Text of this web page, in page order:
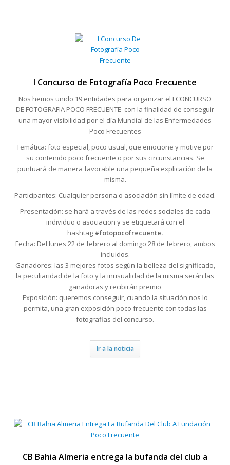
I Concurso de Fotografía Poco Frecuente
Nos hemos unido 19 entidades para organizar el I CONCURSO
DE FOTOGRAFIA POCO FRECUENTE con la finalidad de conseguir
una mayor visibilidad por el día Mundial de las Enfermedades
Poco Frecuentes
Temática: foto especial, poco usual, que emocione y motive por
su contenido poco frecuente o por sus circunstancias. Se
puntuará de manera favorable una pequeña explicación de la
misma.
Participantes: Cualquier persona o asociación sin límite de edad.
Presentación: se hará a través de las redes sociales de cada
individuo o asociacion y se etiquetará con el
hashtag #fotopocofrecuente.
Fecha: Del lunes 22 de febrero al domingo 28 de febrero, ambos
incluidos.
Ganadores: las 3 mejores fotos según la belleza del significado,
la peculiaridad de la foto y la inusualidad de la misma serán las
ganadoras y recibirán premio
Exposición: queremos conseguir, cuando la situación nos lo
permita, una gran exposición poco frecuente con todas las
fotografias del concurso.
Ir a la noticia
CB Bahia Almeria entrega la bufanda del club a